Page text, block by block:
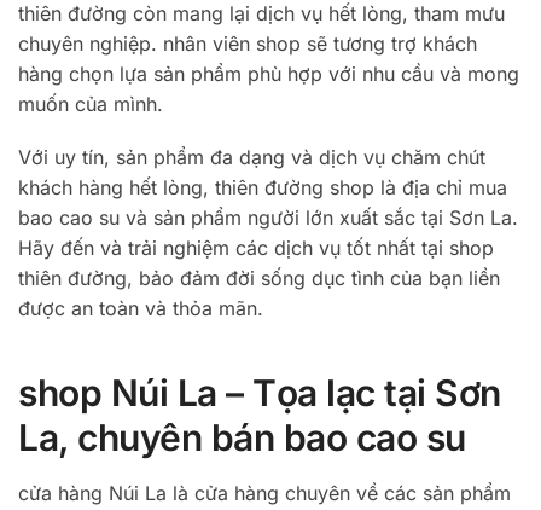
thiên đường còn mang lại dịch vụ hết lòng, tham mưu
chuyên nghiệp. nhân viên shop sẽ tương trợ khách
hàng chọn lựa sản phẩm phù hợp với nhu cầu và mong
muốn của mình.
Với uy tín, sản phẩm đa dạng và dịch vụ chăm chút
khách hàng hết lòng, thiên đường shop là địa chỉ mua
bao cao su và sản phẩm người lớn xuất sắc tại Sơn La.
Hãy đến và trải nghiệm các dịch vụ tốt nhất tại shop
thiên đường, bảo đảm đời sống dục tình của bạn liền
được an toàn và thỏa mãn.
shop Núi La – Tọa lạc tại Sơn
La, chuyên bán bao cao su
cửa hàng Núi La là cửa hàng chuyên về các sản phẩm